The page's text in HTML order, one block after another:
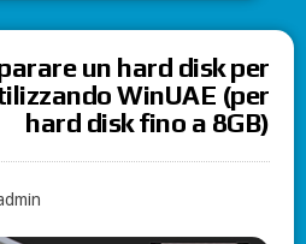
un hard disk per
WinUAE (per
hard disk fino a 8GB)